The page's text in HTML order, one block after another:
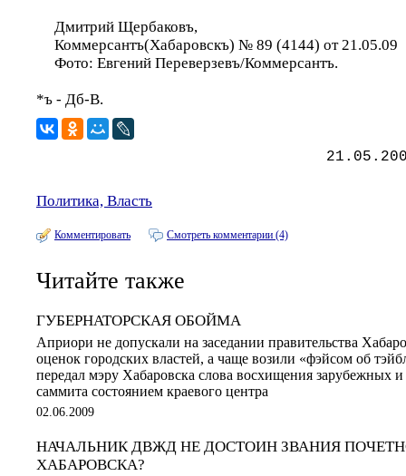
Дмитрий Щербаковъ,
Коммерсантъ(Хабаровскъ) № 89 (4144) от 21.05.09
Фото: Евгений Переверзевъ/Коммерсантъ.
*ъ - Дб-В.
Политика, Власть
Комментировать Смотреть комментарии (4)
Читайте также
ГУБЕРНАТОРСКАЯ ОБОЙМА
Априори не допускали на заседании правительства
оценок городских властей, а чаще возили «фэйсом об
передал мэру Хабаровска слова восхищения зарубежных и
саммита состоянием краевого центра
02.06.2009
НАЧАЛЬНИК ДВЖД НЕ ДОСТОИН ЗВАНИЯ
ХАБАРОВСКА?